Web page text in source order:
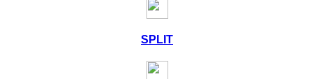
SPLIT